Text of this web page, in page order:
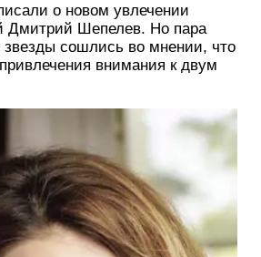
о новом увлечении
Дмитрий Шепелев. Но пара
звезды сошлись во мнении, что
внимания к двум